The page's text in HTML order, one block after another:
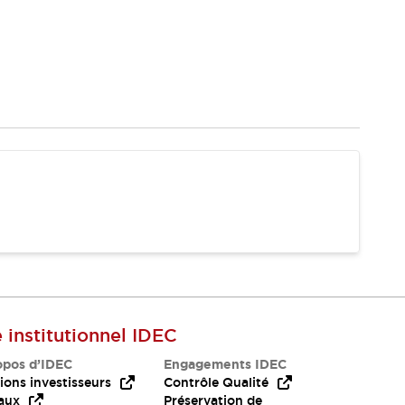
institutionnel IDEC
d’IDEC
investisseurs
Engagements IDEC
Contrôle Qualité
Préservation de